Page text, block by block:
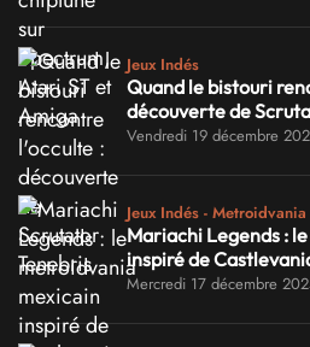
Jeux Indés
Quand le bistouri
découverte de
Vendredi 19 décembre
Jeux Indés - Metroidvania
Mariachi Legends :
inspiré de
Mercredi 17 décembre